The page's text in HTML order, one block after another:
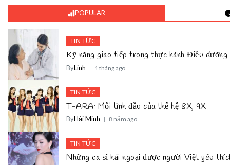
POPULAR
TIN TỨC
Kỹ năng giao tiếp trong thực hành Điều dưỡng
ByLinh 1 tháng ago
TIN TỨC
T-ARA: Mối tình đầu của thế hệ 8X, 9X
ByHải Minh 8 năm ago
TIN TỨC
Những ca sĩ hải ngoại được người Việt yêu